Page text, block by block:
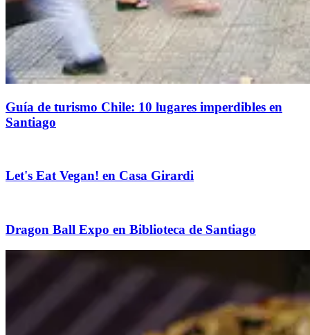
Guía de turismo Chile: 10 lugares imperdibles en
Santiago
Let's Eat Vegan! en Casa Girardi
Dragon Ball Expo en Biblioteca de Santiago